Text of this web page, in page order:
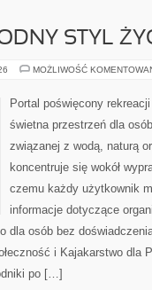
STYL
MOŻLIWOŚĆ
Portal poświęcony
świetna przestrzeń dla
związanej z wodą, naturą
koncentruje się wokół
czemu każdy użytkownik
informacje dotyczące
dla osób bez
i Kajakarstwo dla
po […]